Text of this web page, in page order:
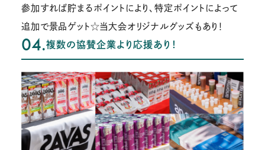
参加すれば貯まるポイントにより、特定ポイントによって
追加で景品ゲット☆当大会オリジナルグッズもあり！
04.複数の協賛企業より応援あり！